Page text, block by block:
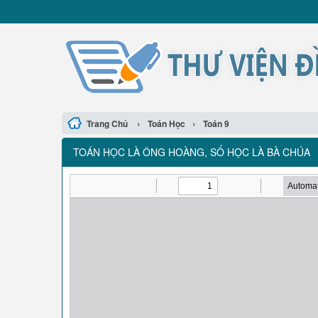
Trang Chủ › Toán Học › Toán 9
TOÁN HỌC LÀ ÔNG HOÀNG, SỐ HỌC LÀ BÀ CHÚA